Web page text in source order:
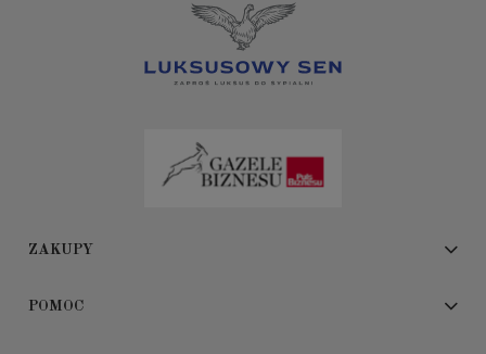
ZAKUPY
POMOC